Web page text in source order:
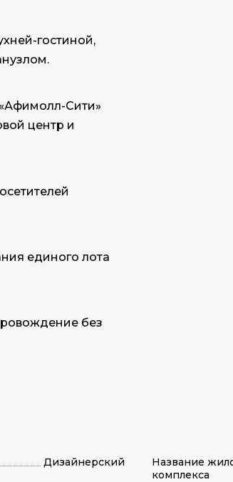
гостиной,
Сити»
центр и
единого лота
без
Дизайнерский
Название
комплекса